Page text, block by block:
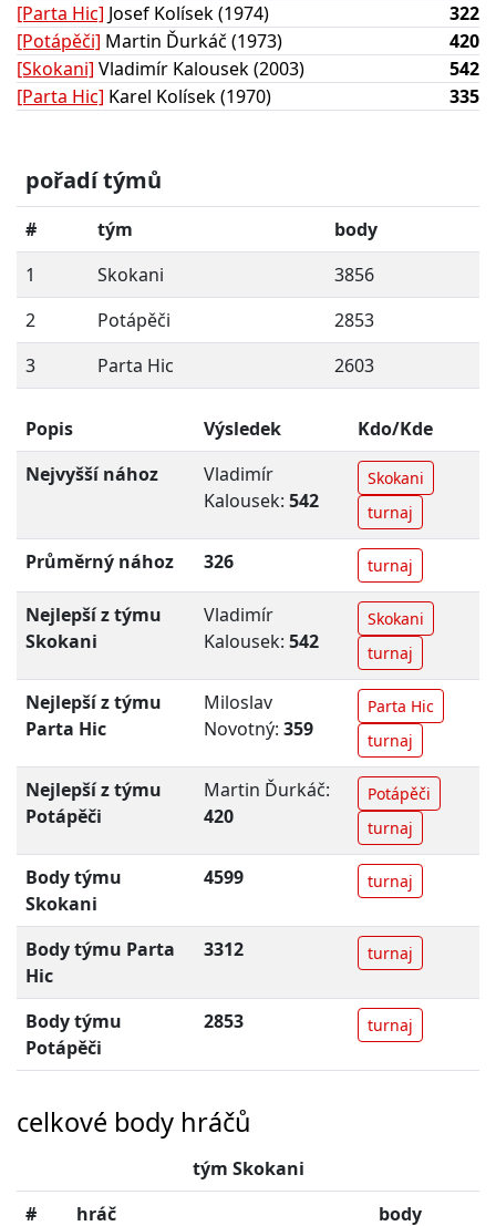
[Parta Hic] Josef Kolísek (1974)
322
[Potápěči] Martin Ďurkáč (1973)
420
[Skokani] Vladimír Kalousek (2003)
542
[Parta Hic] Karel Kolísek (1970) 335
pořadí týmů
# tým
body
1
Skokani
3856
2
Potápěči
2853
3
Parta Hic 2603
Popis Výsledek
Kdo/Kde
Nejvyšší nához
Vladimír
Kalousek: 542
Skokani
turnaj
Průměrný nához 326 turnaj
Nejlepší z týmu
Skokani
Vladimír
Kalousek: 542
Skokani
turnaj
Nejlepší z týmu
Parta Hic
Miloslav
Novotný: 359
Parta Hic
turnaj
Nejlepší z týmu
Potápěči
Martin Ďurkáč:
420
Potápěči
turnaj
Body týmu
Skokani
4599 turnaj
Body týmu Parta
Hic
3312 turnaj
Body týmu
Potápěči
2853 turnaj
celkové body hráčů
tým Skokani
#
hráč
body